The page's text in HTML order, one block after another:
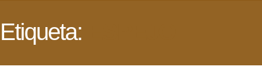
Etiqueta: